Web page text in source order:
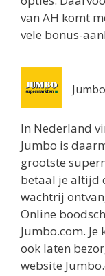
Jumbo Utrecht
Biltstraat 74
Utrecht
Oudenoord 1
Utrecht
0.9 km
Albert Heijn
Burgemeester
Utrecht
1 km
van AH komt
vele bonus-
In Nederland
Jumbo is
grootste
betaal je altijd
wachtrij
Online
Jumbo.com.
ook laten
website